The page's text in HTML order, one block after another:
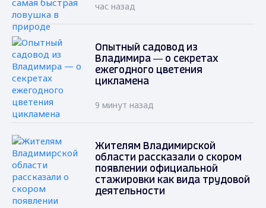
час назад
Опытный садовод из
Владимира — о секретах
ежегодного цветения
цикламена
9 минут назад
Жителям Владимирской
области рассказали о скором
появлении официальной
стажировки как вида трудовой
деятельности